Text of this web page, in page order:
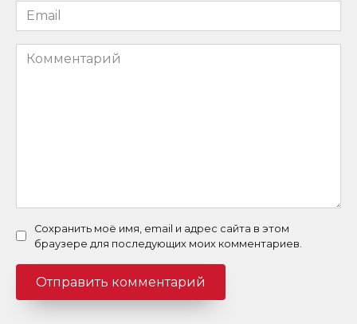
Email
*
Комментарий
Сохранить моё имя, email и адрес сайта в этом
браузере для последующих моих комментариев.